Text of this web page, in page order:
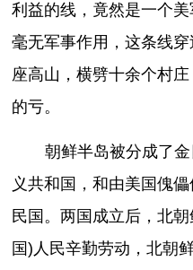
利益的线，竟然是一个
毫无军事作用，这条线
座高山，横劈十余个村
的亏。
朝鲜半岛被分成了
义共和国，和由美国傀
民国。两国成立后，北
国)人民辛勤劳动，北朝